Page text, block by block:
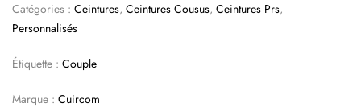
Catégories : Ceintures, Ceintures Cousus, Ceintures Prs,
Personnalisés
Étiquette : Couple
Marque : Cuircom